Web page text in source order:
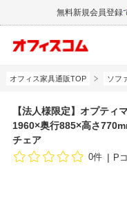
無料新規会員登録
オフィス家具通販TOP ソフ
【法人様限定】オプティ
1960×奥行885×高さ
チェア
0件 P